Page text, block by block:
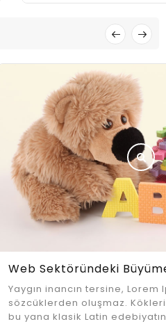
2
Ipsum rastgele
M.Ö. 45 tarihinden
kadar uzanan 2000